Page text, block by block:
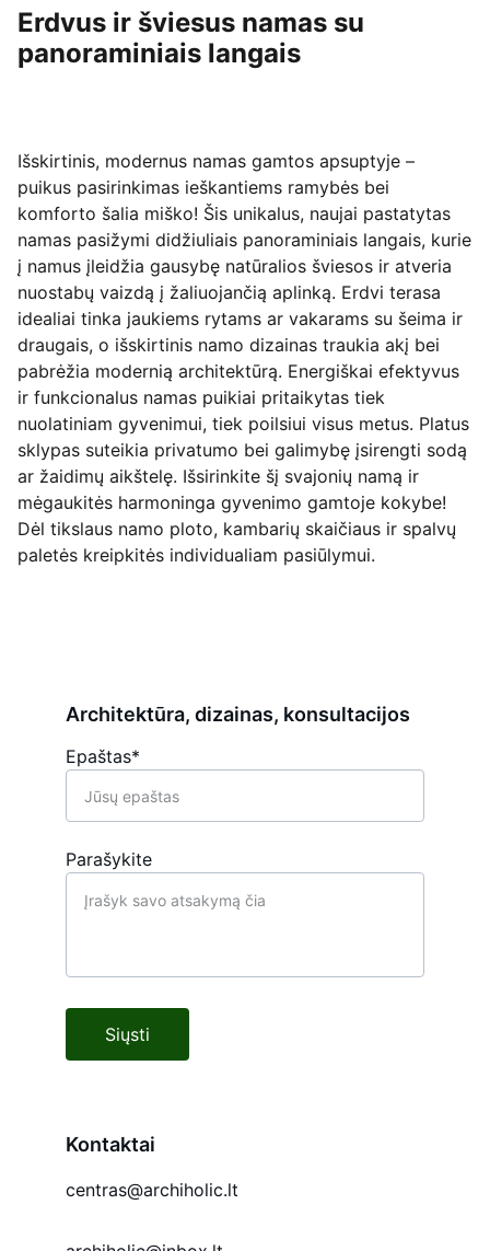
Erdvus ir šviesus namas su
panoraminiais langais
Išskirtinis, modernus namas gamtos apsuptyje –
puikus pasirinkimas ieškantiems ramybės bei
komforto šalia miško! Šis unikalus, naujai pastatytas
namas pasižymi didžiuliais panoraminiais langais, kurie
į namus įleidžia gausybę natūralios šviesos ir atveria
nuostabų vaizdą į žaliuojančią aplinką. Erdvi terasa
idealiai tinka jaukiems rytams ar vakarams su šeima ir
draugais, o išskirtinis namo dizainas traukia akį bei
pabrėžia modernią architektūrą. Energiškai efektyvus
ir funkcionalus namas puikiai pritaikytas tiek
nuolatiniam gyvenimui, tiek poilsiui visus metus. Platus
sklypas suteikia privatumo bei galimybę įsirengti sodą
ar žaidimų aikštelę. Išsirinkite šį svajonių namą ir
mėgaukitės harmoninga gyvenimo gamtoje kokybe!
Dėl tikslaus namo ploto, kambarių skaičiaus ir spalvų
paletės kreipkitės individualiam pasiūlymui.
Kontaktai
Epaštas*
Parašykite
Siųsti
centras@archiholic.lt
Architektūra, dizainas, konsultacijos